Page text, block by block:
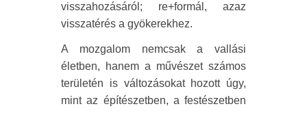
visszahozásáról; re+formál, azaz
visszatérés a gyökerekhez.
A mozgalom nemcsak a vallási
életben, hanem a művészet számos
területén is változásokat hozott úgy,
mint az építészetben, a festészetben